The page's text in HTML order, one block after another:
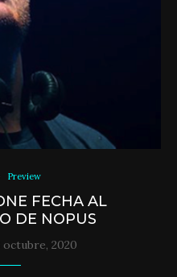
Preview
FECHA AL
DE NOPUS
octubre, 2020